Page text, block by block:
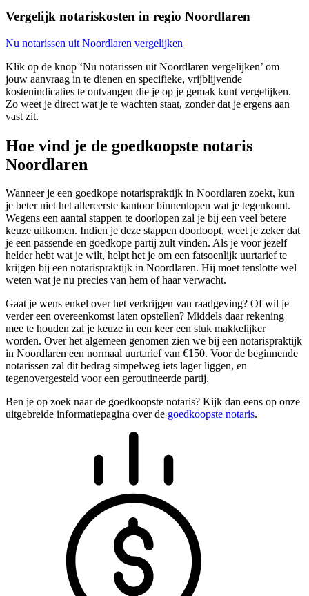
Vergelijk notariskosten in regio Noordlaren
Nu notarissen uit Noordlaren vergelijken
Klik op de knop ‘Nu notarissen uit Noordlaren vergelijken’ om
jouw aanvraag in te dienen en specifieke, vrijblijvende
kostenindicaties te ontvangen die je op je gemak kunt vergelijken.
Zo weet je direct wat je te wachten staat, zonder dat je ergens aan
vast zit.
Hoe vind je de goedkoopste notaris
Noordlaren
Wanneer je een goedkope notarispraktijk in Noordlaren zoekt, kun
je beter niet het allereerste kantoor binnenlopen wat je tegenkomt.
Wegens een aantal stappen te doorlopen zal je bij een veel betere
keuze uitkomen. Indien je deze stappen doorloopt, weet je zeker dat
je een passende en goedkope partij zult vinden. Als je voor jezelf
helder hebt wat je wilt, helpt het je om een fatsoenlijk uurtarief te
krijgen bij een notarispraktijk in Noordlaren. Hij moet tenslotte wel
weten wat je nu precies van hem of haar verwacht.
Gaat je wens enkel over het verkrijgen van raadgeving? Of wil je
verder een overeenkomst laten opstellen? Middels daar rekening
mee te houden zal je keuze in een keer een stuk makkelijker
worden. Over het algemeen genomen zien we bij een notarispraktijk
in Noordlaren een normaal uurtarief van €150. Voor de beginnende
notarissen zal dit bedrag simpelweg iets lager liggen, en
tegenovergesteld voor een geroutineerde partij.
Ben je op zoek naar de goedkoopste notaris? Kijk dan eens op onze
uitgebreide informatiepagina over de goedkoopste notaris.